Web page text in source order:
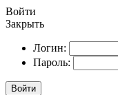
Войти
Закрыть
Логин:
Пароль:
Войти